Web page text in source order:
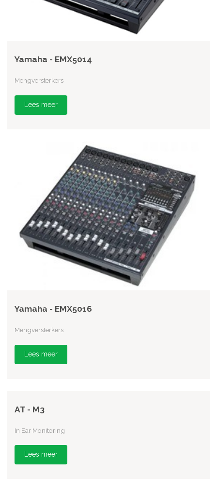
Yamaha - EMX5014
Mengversterkers
Lees meer
Yamaha - EMX5016
Mengversterkers
Lees meer
AT - M3
In Ear Monitoring
Lees meer